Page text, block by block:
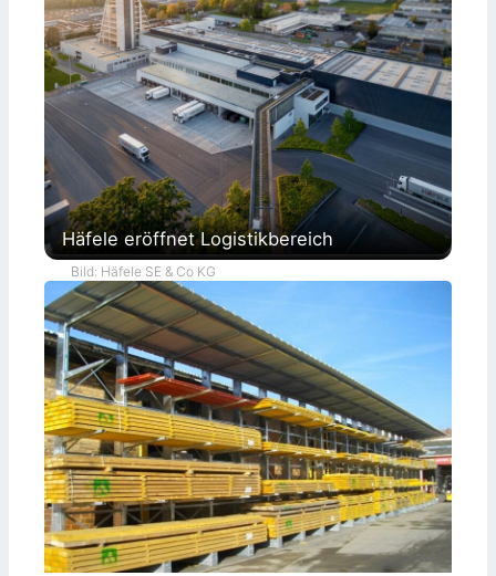
Häfele eröffnet Logistikbereich
Bild: Häfele SE & Co KG